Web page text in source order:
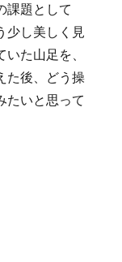
課題として
少し美しく見
た山足を、
た後、どう操
たいと思って